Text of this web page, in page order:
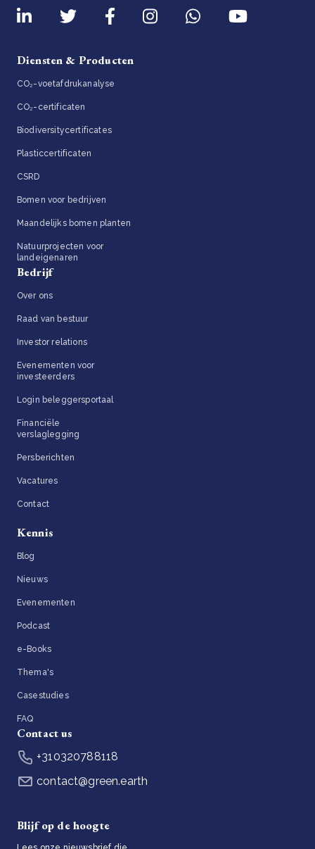
Diensten & Producten
CO₂-voetafdrukanalyse
CO₂-certificaten
Biodiversitycertificates
Plasticcertificaten
CSRD
Bomen voor bedrijven
Maandelijks bomen planten
Natuurprojecten voor
landeigenaren
Bedrijf
Over ons
Raad van bestuur
Investor relations
Evenementen voor
investeerders
Login beleggersportaal
Financiële
verslaglegging
Persberichten
Vacatures
Contact
Kennis
Blog
Nieuws
Evenementen
Podcast
e-Books
Thema's
Casestudies
FAQ
Contact us
+310320788118
contact@green.earth
Blijf op de hoogte